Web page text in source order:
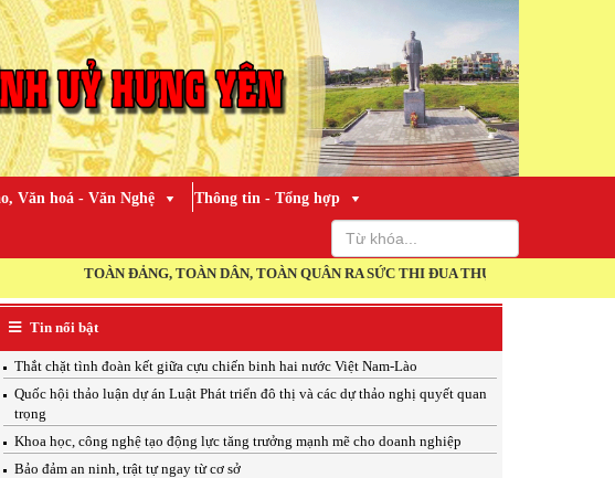
Văn hoá - Văn Nghệ Thông tin - Tổng hợp
TOÀN ĐẢNG, TOÀN DÂN, TOÀN QUÂN RA SỨC THI ĐUA THỰC HIỆN THẮNG LỢI
Tin nổi bật
Thắt chặt tình đoàn kết giữa cựu chiến binh hai nước Việt Nam-Lào
Quốc hội thảo luận dự án Luật Phát triển đô thị và các dự thảo nghị quyết quan
trọng
Khoa học, công nghệ tạo động lực tăng trưởng mạnh mẽ cho doanh nghiệp
Bảo đảm an ninh, trật tự ngay từ cơ sở